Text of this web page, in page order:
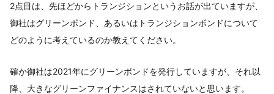
2点目は、先ほどからトランジションというお話が出ていますが、
御社はグリーンボンド、あるいはトランジションボンドについて
どのように考えているのか教えてください。
確か御社は2021年にグリーンボンドを発行していますが、それ以
降、大きなグリーンファイナンスはされていないと思います。